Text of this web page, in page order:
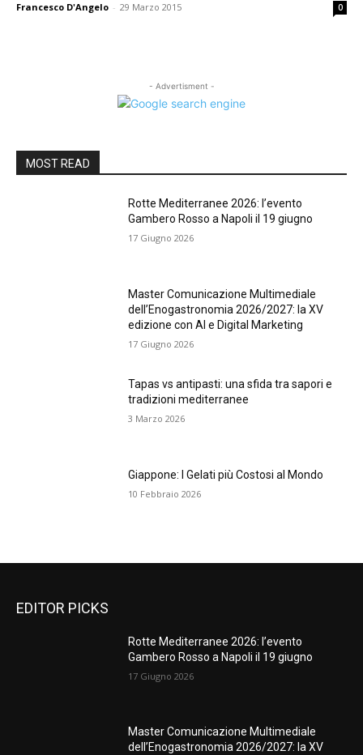
Francesco D'Angelo - 29 Marzo 2015 0
- Advertisment -
MOST READ
Rotte Mediterranee 2026: l’evento
Gambero Rosso a Napoli il 19 giugno
17 Giugno 2026
Master Comunicazione Multimediale
dell’Enogastronomia 2026/2027: la XV
edizione con AI e Digital Marketing
17 Giugno 2026
Tapas vs antipasti: una sfida tra sapori e
tradizioni mediterranee
3 Marzo 2026
Giappone: I Gelati più Costosi al Mondo
10 Febbraio 2026
EDITOR PICKS
Rotte Mediterranee 2026: l’evento
Gambero Rosso a Napoli il 19 giugno
17 Giugno 2026
Master Comunicazione Multimediale
dell’Enogastronomia 2026/2027: la XV